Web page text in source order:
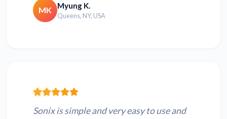
MK Myung K.
Queens, NY, USA
Sonix is simple and very easy to use and